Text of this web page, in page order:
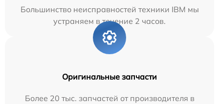
Большинство неисправностей техники IBM мы
устраняем в течение 2 часов.
Оригинальные запчасти
Более 20 тыс. запчастей от производителя в